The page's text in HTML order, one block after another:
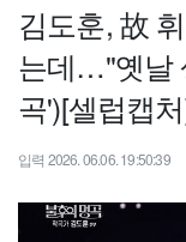
김도훈, 故
는데…"옛날
곡')[셀럽캡
입력 2026. 06.06. 19:50:39